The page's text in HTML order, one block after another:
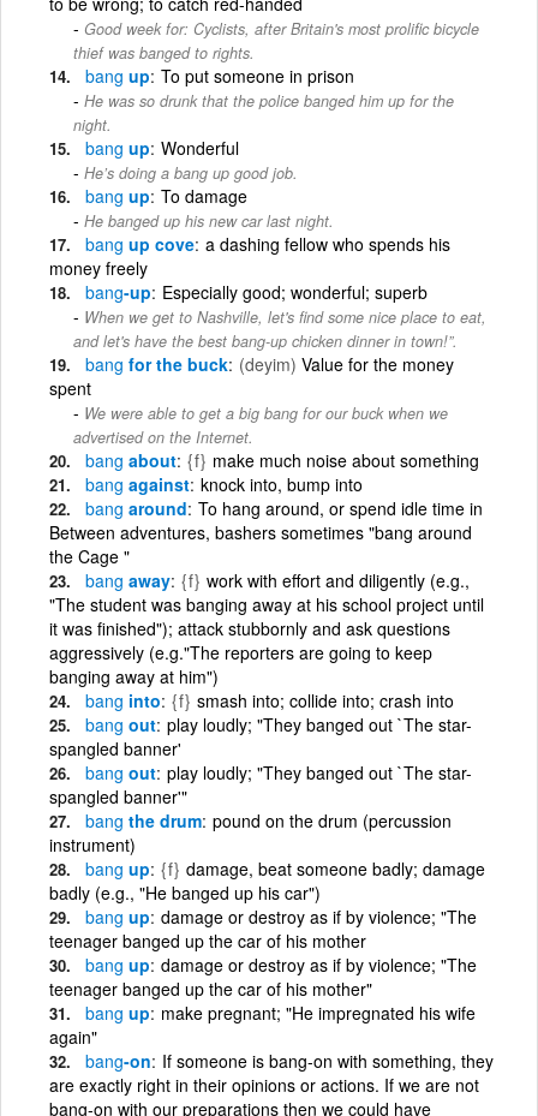
Good week for: Cyclists, after Britain's most prolific bicycle
thief was banged to rights.
bang up To put someone in prison
He was so drunk that the police banged him up for the
night.
bang up Wonderful
He’s doing a bang up good job.
bang up To damage
He banged up his new car last night.
bang up cove a dashing fellow who spends his
money freely
bang-up Especially good; wonderful; superb
When we get to Nashville, let's find some nice place to eat,
and let's have the best bang-up chicken dinner in town!”.
bang for the buck (deyim) Value for the money
spent
We were able to get a big bang for our buck when we
advertised on the Internet.
bang about {f} make much noise about something
bang against knock into, bump into
bang around To hang around, or spend idle time in
Between adventures, bashers sometimes "bang around
the Cage "
bang away {f} work with effort and diligently (e.g.,
"The student was banging away at his school project until
it was finished"); attack stubbornly and ask questions
aggressively (e.g."The reporters are going to keep
banging away at him")
bang into {f} smash into; collide into; crash into
bang out play loudly; "They banged out `The star-
spangled banner'
bang out play loudly; "They banged out `The star-
spangled banner'"
bang the drum pound on the drum (percussion
instrument)
bang up {f} damage, beat someone badly; damage
badly (e.g., "He banged up his car")
bang up damage or destroy as if by violence; "The
teenager banged up the car of his mother
bang up damage or destroy as if by violence; "The
teenager banged up the car of his mother"
bang up make pregnant; "He impregnated his wife
again"
bang-on If someone is bang-on with something, they
are exactly right in their opinions or actions. If we are not
bang-on with our preparations then we could have